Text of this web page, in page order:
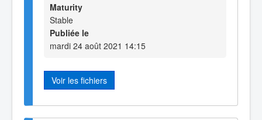
Maturity
Stable
Publiée le
mardi 24 août 2021 14:15
Voir les fichiers